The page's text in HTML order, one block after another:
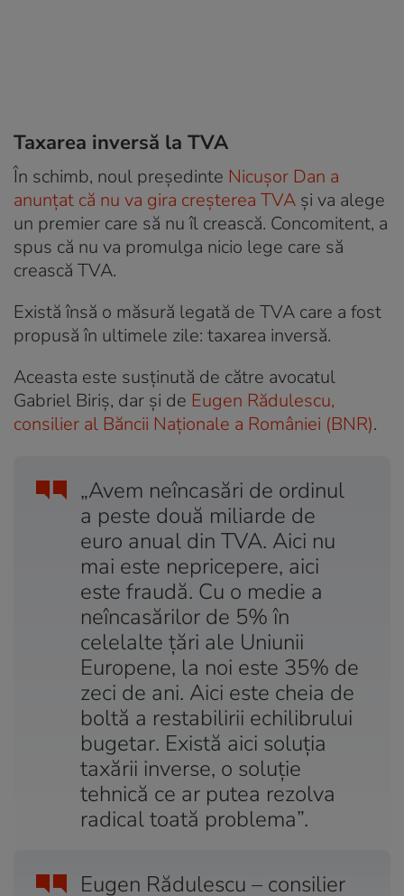
Taxarea inversă la TVA
În schimb, noul președinte Nicușor Dan a
anunțat că nu va gira creșterea TVA și va alege
un premier care să nu îl crească. Concomitent, a
spus că nu va promulga nicio lege care să
crească TVA.
Există însă o măsură legată de TVA care a fost
propusă în ultimele zile: taxarea inversă.
Aceasta este susținută de către avocatul
Gabriel Biriș, dar și de Eugen Rădulescu,
consilier al Băncii Naționale a României (BNR).
„Avem neîncasări de ordinul
a peste două miliarde de
euro anual din TVA. Aici nu
mai este nepricepere, aici
este fraudă. Cu o medie a
neîncasărilor de 5% în
celelalte ţări ale Uniunii
Europene, la noi este 35% de
zeci de ani. Aici este cheia de
boltă a restabilirii echilibrului
bugetar. Există aici soluţia
taxării inverse, o soluţie
tehnică ce ar putea rezolva
radical toată problema”.
Eugen Rădulescu – consilier